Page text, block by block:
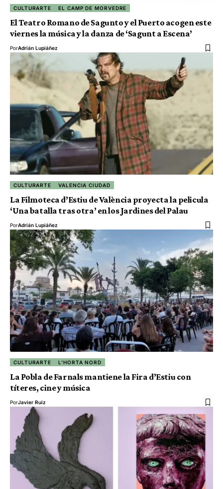
CULTURARTE EL CAMP DE MORVEDRE
El Teatro Romano de Sagunto y el Puerto acogen este
viernes la música y la danza de ‘Sagunt a Escena’
PorAdrián Lupiáñez
CULTURARTE VALENCIA CIUDAD
La Filmoteca d’Estiu de València proyecta la pelicula
‘Una batalla tras otra’ en los Jardines del Palau
PorAdrián Lupiáñez
CULTURARTE L'HORTA NORD
La Pobla de Farnals mantiene la Fira d’Estiu con
títeres, cine y música
PorJavier Ruiz